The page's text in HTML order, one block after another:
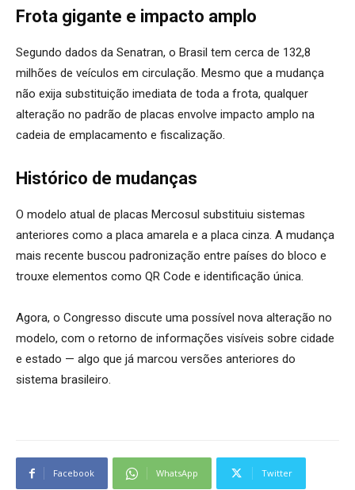
Frota gigante e impacto amplo
Segundo dados da Senatran, o Brasil tem cerca de 132,8
milhões de veículos em circulação. Mesmo que a mudança
não exija substituição imediata de toda a frota, qualquer
alteração no padrão de placas envolve impacto amplo na
cadeia de emplacamento e fiscalização.
Histórico de mudanças
O modelo atual de placas Mercosul substituiu sistemas
anteriores como a placa amarela e a placa cinza. A mudança
mais recente buscou padronização entre países do bloco e
trouxe elementos como QR Code e identificação única.
Agora, o Congresso discute uma possível nova alteração no
modelo, com o retorno de informações visíveis sobre cidade
e estado — algo que já marcou versões anteriores do
sistema brasileiro.
Facebook WhatsApp Twitter